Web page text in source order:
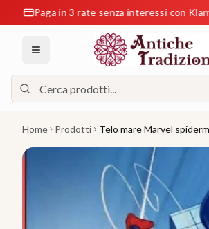
in 3 rate senza interessi con Klarna
Home Prodotti
Telo mare Marvel spiderman spugna di